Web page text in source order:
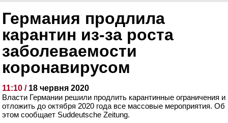
Германия продлила
карантин из-за роста
заболеваемости
коронавирусом
11:10 / 18 червня 2020
Власти Германии решили продлить карантинные ограничения и
отложить до октября 2020 года все массовые мероприятия. Об
этом сообщает Suddeutsche Zeitung.